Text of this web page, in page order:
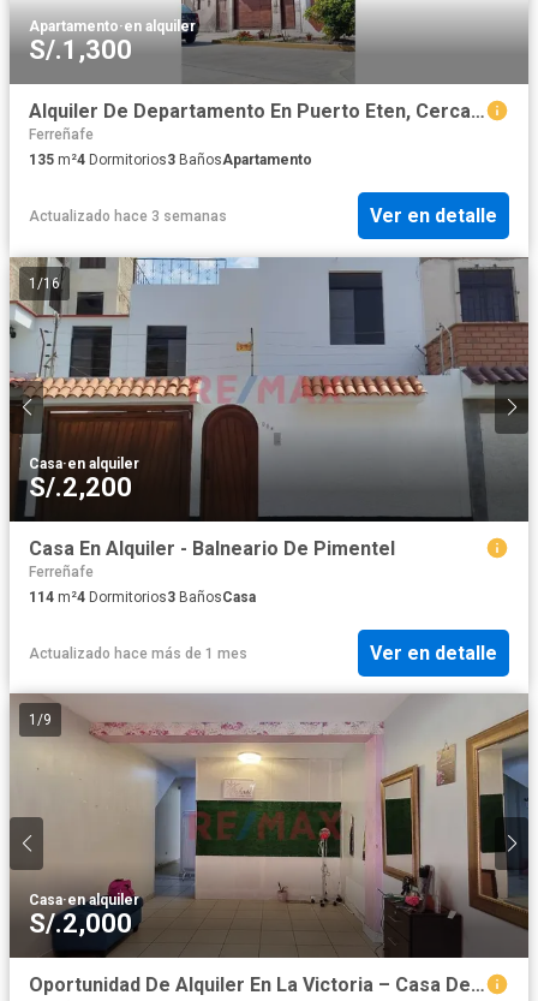
Apartamento·en alquiler
S/.1,300
Alquiler De Departamento En Puerto Eten, Cerca A La Playa
Ferreñafe
135 m²4 Dormitorios3 BañosApartamento
Actualizado hace 3 semanas Ver en detalle
1 /16
Casa·en alquiler
S/.2,200
Casa En Alquiler - Balneario De Pimentel
Ferreñafe
114 m²4 Dormitorios3 BañosCasa
Actualizado hace más de 1 mes Ver en detalle
1 /9
Casa·en alquiler
S/.2,000
Oportunidad De Alquiler En La Victoria – Casa De 2 Pisos